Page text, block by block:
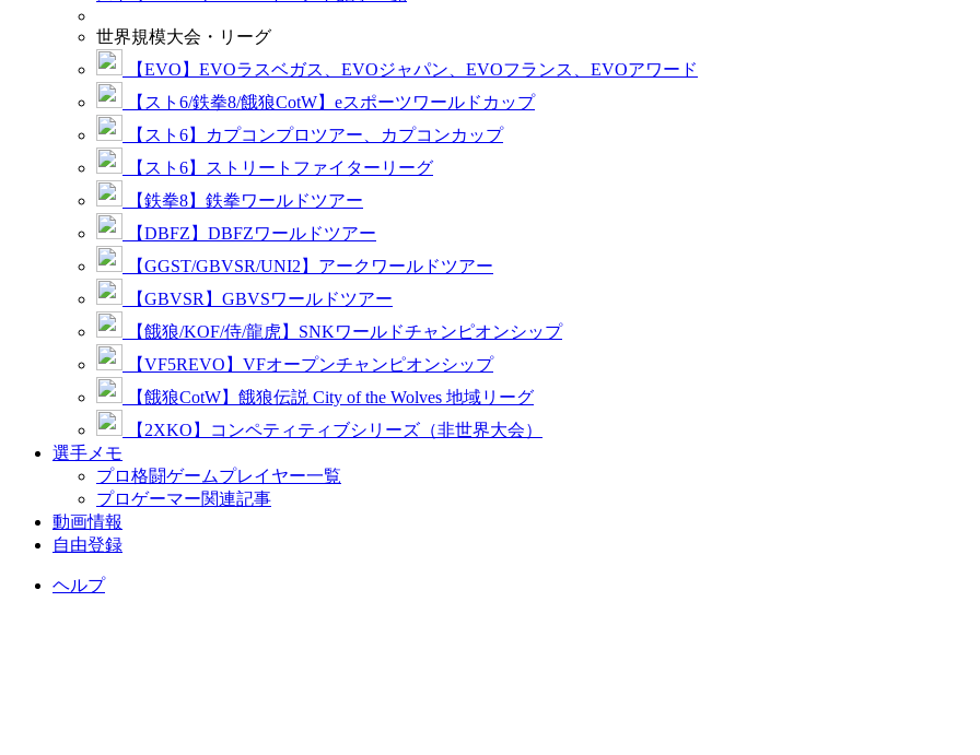
世界規模大会・リーグ
【EVO】EVOラスベガス、EVOジャパン、EVOフランス、EVOアワード
【スト6/鉄拳8/餓狼CotW】eスポーツワールドカップ
【スト6】カプコンプロツアー、カプコンカップ
【スト6】ストリートファイターリーグ
【鉄拳8】鉄拳ワールドツアー
【DBFZ】DBFZワールドツアー
【GGST/GBVSR/UNI2】アークワールドツアー
【GBVSR】GBVSワールドツアー
【餓狼/KOF/侍/龍虎】SNKワールドチャンピオンシップ
【VF5REVO】VFオープンチャンピオンシップ
【餓狼CotW】餓狼伝説 City of the Wolves 地域リーグ
【2XKO】コンペティティブシリーズ（非世界大会）
選手メモ
プロ格闘ゲームプレイヤー一覧
プロゲーマー関連記事
動画情報
自由登録
ヘルプ